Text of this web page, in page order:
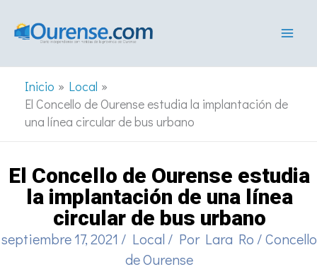
Inicio
Local
El Concello de Ourense estudia la implantación de
una línea circular de bus urbano
El Concello de Ourense estudia
la implantación de una línea
circular de bus urbano
septiembre 17, 2021 / Local / Por Lara Ro /Concello
de Ourense